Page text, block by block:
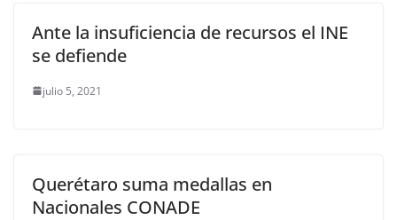
Ante la insuficiencia de recursos el INE
se defiende
julio 5, 2021
Querétaro suma medallas en
Nacionales CONADE